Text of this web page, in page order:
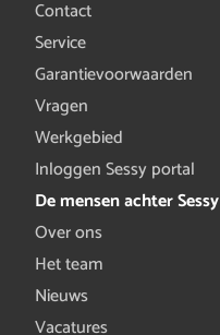
Contact
Service
Garantievoorwaarden
Vragen
Werkgebied
Inloggen Sessy portal
De mensen achter Sessy
Over ons
Het team
Nieuws
Vacatures